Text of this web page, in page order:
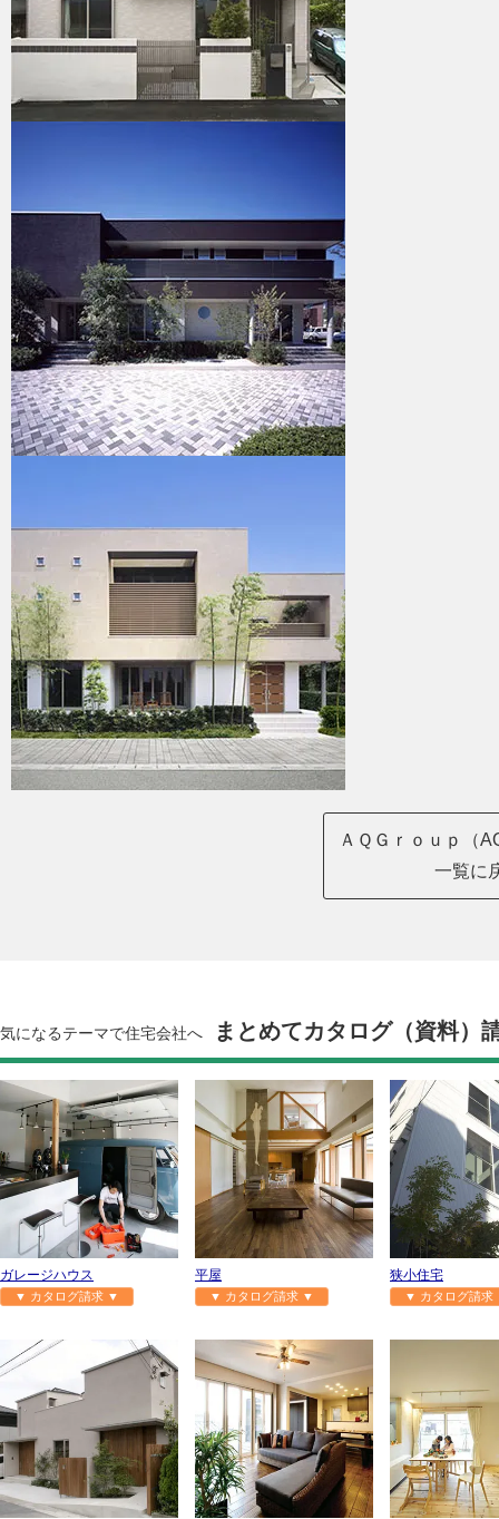
ＡＱＧｒｏｕｐ（
一覧に
気になるテーマで住宅会社へ まとめてカタログ（資料）
ガレージハウス
▼ カタログ請求 ▼
平屋
▼ カタログ請求 ▼
狭小住宅
▼ カタログ請